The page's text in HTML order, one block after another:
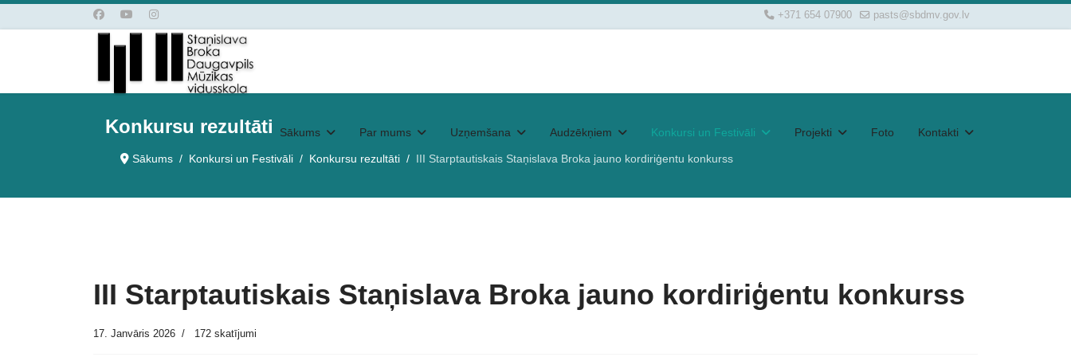
+371 654 07900 pasts@sbdmv.gov.lv
Sākums Par mums Uzņemšana Audzēkņiem Konkursi un Festivāli Projekti Foto Kontakti
Konkursu rezultāti
Sākums Konkursi un Festivāli Konkursu rezultāti III Starptautiskais Staņislava Broka jauno kordiriģentu konkurss
III Starptautiskais Staņislava Broka jauno kordiriģentu konkurss
17. Janvāris 2026 172 skatījumi